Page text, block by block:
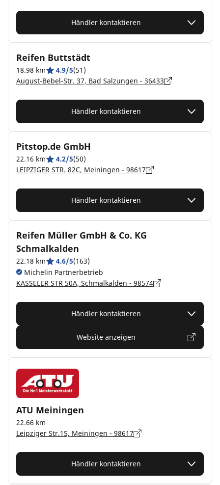
Händler kontaktieren
Reifen Buttstädt
18.98 km 4.9/5(51)
August-Bebel-Str. 37, Bad Salzungen - 36433
Händler kontaktieren
Pitstop.de GmbH
22.16 km 4.2/5(50)
LEIPZIGER STR. 82C, Meiningen - 98617
Händler kontaktieren
Reifen Müller GmbH & Co. KG
Schmalkalden
22.18 km 4.6/5(163)
Michelin Partnerbetrieb
KASSELER STR 50A, Schmalkalden - 98574
Händler kontaktieren
Website anzeigen
ATU Meiningen
22.66 km
Leipziger Str.15, Meiningen - 98617
Händler kontaktieren